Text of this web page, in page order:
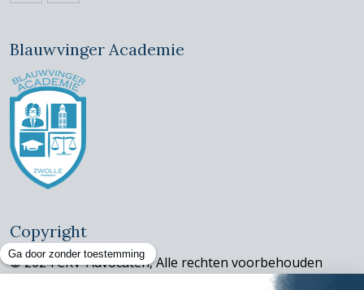
Blauwvinger Academie
Copyright
© 2024 CKV-Advocaten, Alle rechten voorbehouden